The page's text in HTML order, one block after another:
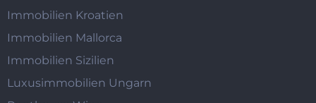
Immobilien Kroatien
Immobilien Mallorca
Immobilien Sizilien
Luxusimmobilien Ungarn